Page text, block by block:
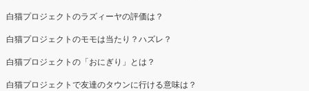
白猫プロジェクトのラズィーヤの評価は？
白猫プロジェクトのモモは当たり？ハズレ？
白猫プロジェクトの「おにぎり」とは？
白猫プロジェクトで友達のタウンに行ける意味は？